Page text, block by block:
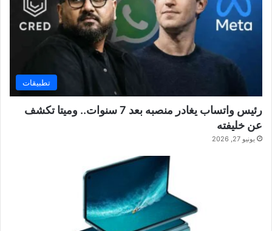
تطبيقات
رئيس واتساب يغادر منصبه بعد 7 سنوات.. وميتا تكشف
عن خليفته
يونيو 27, 2026